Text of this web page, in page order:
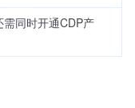
同时开通CDP产